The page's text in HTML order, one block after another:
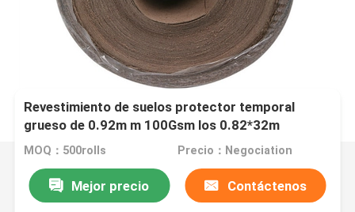
Revestimiento de suelos protector temporal
grueso de 0.92m m 100Gsm los 0.82*32m
MOQ：500rolls Precio：Negociation
Mejor precio Contáctenos